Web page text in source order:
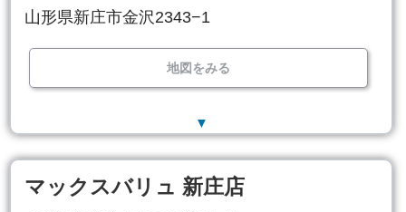
山形県新庄市金沢2343−1
地図をみる
▼
マックスバリュ 新庄店